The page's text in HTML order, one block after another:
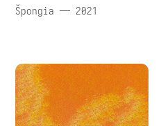
Špongia — 2021